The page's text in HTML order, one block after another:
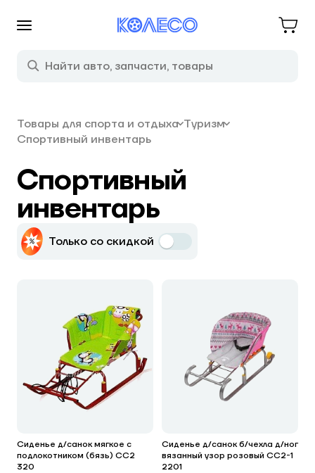
Товары для спорта и отдыха Туризм
Спортивный инвентарь
Спортивный
инвентарь
Только со скидкой
Сиденье д/санок мягкое с
подлокотником (бязь) СС2
320
Сиденье д/санок б/чехла д/ног
вязанный узор розовый СС2-1
2201